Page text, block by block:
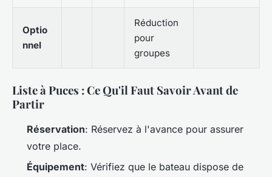
Optio
nnel
Réduction
pour
groupes
Liste à Puces : Ce Qu'il Faut Savoir Avant de
Partir
Réservation: Réservez à l'avance pour assurer
votre place.
Équipement: Vérifiez que le bateau dispose de